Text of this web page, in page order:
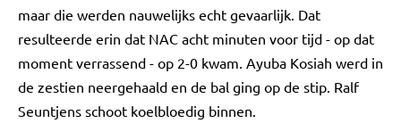
maar die werden nauwelijks echt gevaarlijk. Dat
resulteerde erin dat NAC acht minuten voor tijd - op dat
moment verrassend - op 2-0 kwam. Ayuba Kosiah werd in
de zestien neergehaald en de bal ging op de stip. Ralf
Seuntjens schoot koelbloedig binnen.